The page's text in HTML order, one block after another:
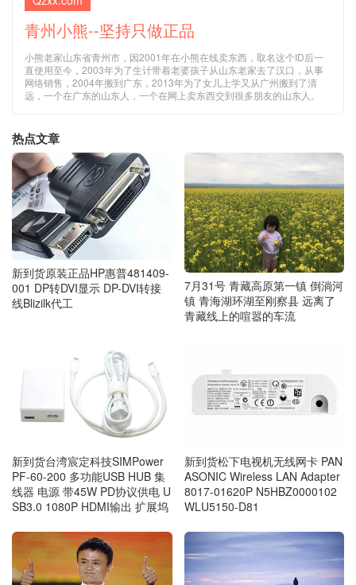
青州小熊--坚持只做正品
小熊老家山东省青州市，因2001年在小熊在线卖东西，取名这个ID后一
直使用至今，2003年为了生计带着老婆孩子从山东老家去了汉口，从事
网络销售，2004年搬到广东，2013年为了女儿上学又从广州搬到了清
远，一个在广东的山东人，一个在网上卖东西交到很多朋友的山东人。
热点文章
新到货原装正品HP惠普481409-
001 DP转DVI显示 DP-DVI转接
线Blizilk代工
7月31号 青藏高原第一镇 倒淌河
镇 青海湖环湖至刚察县 远离了
青藏线上的喧嚣的车流
新到货台湾宸定科技SIMPower
PF-60-200 多功能USB HUB 集
线器 电源 带45W PD协议供电 U
SB3.0 1080P HDMI输出 扩展坞
新到货松下电视机无线网卡 PAN
ASONIC Wireless LAN Adapter
8017-01620P N5HBZ0000102
WLU5150-D81